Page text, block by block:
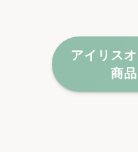
アイリス
商